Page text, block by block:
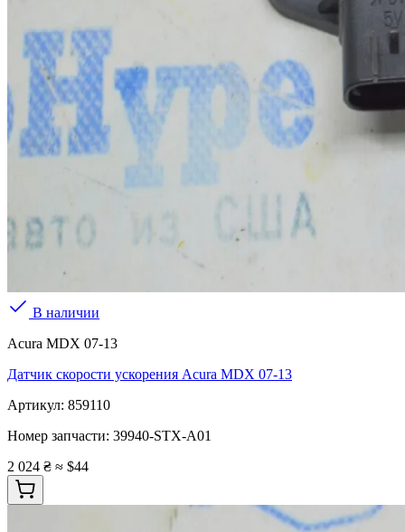
В наличии
Acura MDX 07-13
Датчик скорости ускорения Acura MDX 07-13
Артикул: 859110
Номер запчасти: 39940-STX-A01
2 024 ₴ ≈ $44